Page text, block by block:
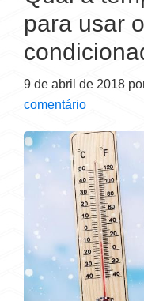
para usar
9 de abril de 2018
comentário